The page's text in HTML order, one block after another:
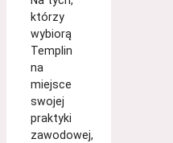
którzy
wybiorą
Templin
na
miejsce
swojej
praktyki
zawodowej,